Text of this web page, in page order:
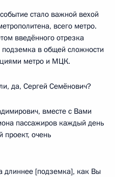
стало важной вехой
всего метро.
введённого отрезка
в общей сложности
метро и МЦК.
да, Сергей Семёнович?
вместе с Вами
пассажиров каждый день
очень
длиннее [подземка], как Вы